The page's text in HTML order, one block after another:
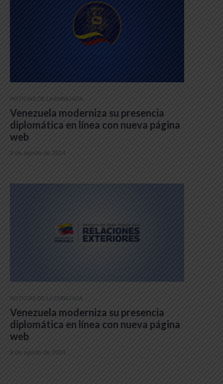
NOTICIAS DE LA EMBAJADA
Venezuela moderniza su presencia
diplomática en línea con nueva página
web
9 de agosto de 2024
NOTICIAS DE LA EMBAJADA
Venezuela moderniza su presencia
diplomática en línea con nueva página
web
9 de agosto de 2024